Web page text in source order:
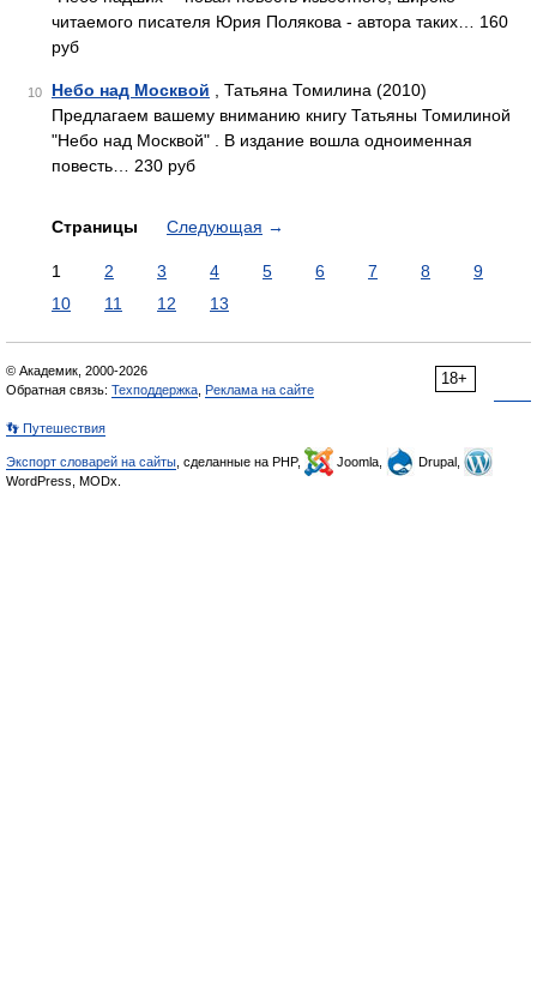
читаемого писателя Юрия Полякова - автора таких… 160
руб
10 Небо над Москвой , Татьяна Томилина (2010)
Предлагаем вашему вниманию книгу Татьяны Томилиной
"Небо над Москвой" . В издание вошла одноименная
повесть… 230 руб
Страницы Следующая →
1 2 3 4 5 6 7 8
9
10
11 12 13
18+
© Академик, 2000-2026
Обратная связь: Техподдержка Реклама на сайте
👣 Путешествия
Экспорт словарей на сайты , сделанные на PHP, Joomla,
Drupal,
WordPress, MODx.